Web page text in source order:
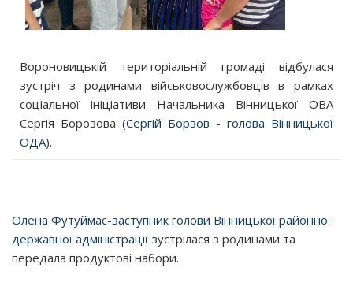
Вороновицькій територіальній громаді відбулася
зустріч з родинами військовослужбовців в рамках
соціальної ініціативи Начальника Вінницької ОВА
Сергія Борозова (Сергій Борзов - голова Вінницької
ОДА).
Олена Футуймас-заступник голови Вінницької районної
державної адміністрації зустрілася з родинами та
передала продуктові набори.